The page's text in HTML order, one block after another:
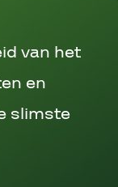
van het
en
slimste